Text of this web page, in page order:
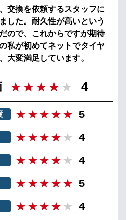
交換を依頼するスタッフに
した。耐久性が高いという
ので、これからですが期待
私が初めてネットでタイヤ
大変満足しています。
4
5
4
4
5
4